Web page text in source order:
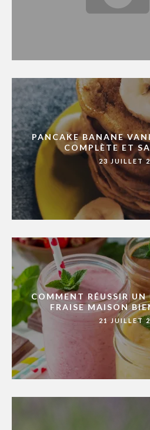
PANCAKE BANANE
COMPLÈTE ET
23 JUILLET
COMMENT RÉUSSIR
FRAISE MAISON
21 JUILLET